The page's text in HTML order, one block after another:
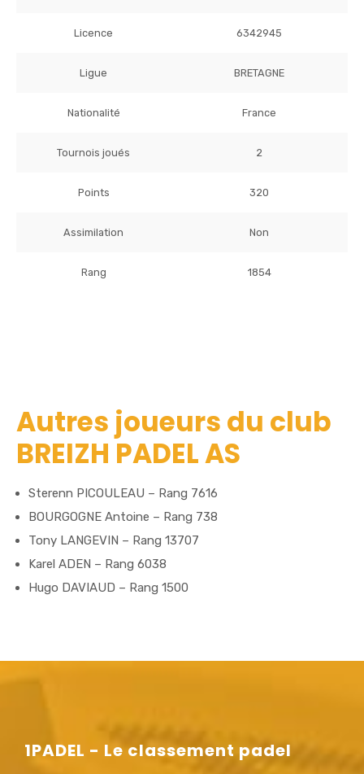
Licence 6342945
Ligue BRETAGNE
Nationalité France
Tournois joués 2
Points 320
Assimilation Non
Rang 1854
Autres joueurs du club
BREIZH PADEL AS
Sterenn PICOULEAU – Rang 7616
BOURGOGNE Antoine – Rang 738
Tony LANGEVIN – Rang 13707
Karel ADEN – Rang 6038
Hugo DAVIAUD – Rang 1500
1PADEL - Le classement padel